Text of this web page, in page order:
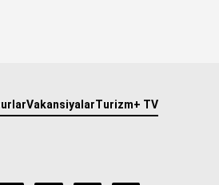
VakansiyalarTurizm+ TV